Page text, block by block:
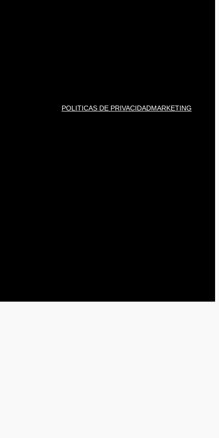
POLITICAS DE PRIVACIDADMARKETING